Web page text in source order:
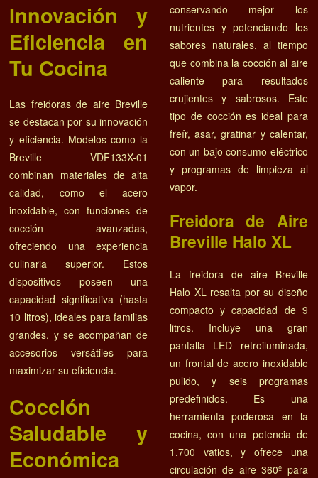
Innovación y
Eficiencia en
Tu Cocina
Las freidoras de aire Breville
se destacan por su innovación
y eficiencia. Modelos como la
Breville VDF133X-01
combinan materiales de alta
calidad, como el acero
inoxidable, con funciones de
cocción avanzadas,
ofreciendo una experiencia
culinaria superior. Estos
dispositivos poseen una
capacidad significativa (hasta
10 litros), ideales para familias
grandes, y se acompañan de
accesorios versátiles para
maximizar su eficiencia.
Cocción
Saludable y
Económica
conservando mejor los
nutrientes y potenciando los
sabores naturales, al tiempo
que combina la cocción al aire
caliente para resultados
crujientes y sabrosos. Este
tipo de cocción es ideal para
freír, asar, gratinar y calentar,
con un bajo consumo eléctrico
y programas de limpieza al
vapor.
Freidora de Aire
Breville Halo XL
La freidora de aire Breville
Halo XL resalta por su diseño
compacto y capacidad de 9
litros. Incluye una gran
pantalla LED retroiluminada,
un frontal de acero inoxidable
pulido, y seis programas
predefinidos. Es una
herramienta poderosa en la
cocina, con una potencia de
1.700 vatios, y ofrece una
circulación de aire 360º para